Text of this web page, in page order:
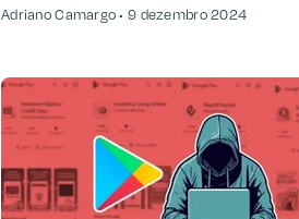
Adriano Camargo 9 dezembro 2024